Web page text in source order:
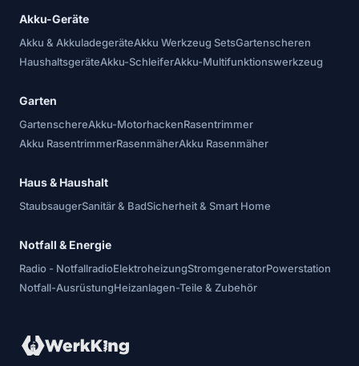
Akku-Geräte
Akku & AkkuladegeräteAkku Werkzeug SetsGartenscheren
HaushaltsgeräteAkku-SchleiferAkku-Multifunktionswerkzeug
Garten
GartenschereAkku-MotorhackenRasentrimmer
Akku RasentrimmerRasenmäherAkku Rasenmäher
Haus & Haushalt
StaubsaugerSanitär & BadSicherheit & Smart Home
Notfall & Energie
Radio - NotfallradioElektroheizungStromgeneratorPowerstation
Notfall-AusrüstungHeizanlagen-Teile & Zubehör